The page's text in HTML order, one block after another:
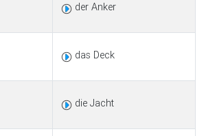
der Anker
das Deck
die Jacht